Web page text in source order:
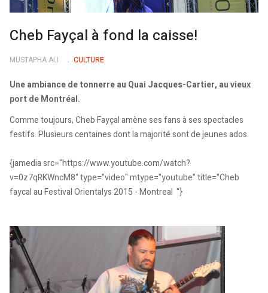
Cheb Fayçal à fond la caisse!
MUSTAPHA ALI CULTURE
Une ambiance de tonnerre au Quai Jacques-Cartier, au vieux
port de Montréal.
Comme toujours, Cheb Fayçal amène ses fans à ses spectacles
festifs. Plusieurs centaines dont la majorité sont de jeunes ados.
{jamedia src="https://www.youtube.com/watch?
v=0z7qRKWncM8" type="video" mtype="youtube" title="Cheb
faycal au Festival Orientalys 2015 - Montreal "}